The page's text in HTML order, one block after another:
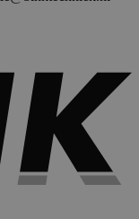
De
de
Sessie